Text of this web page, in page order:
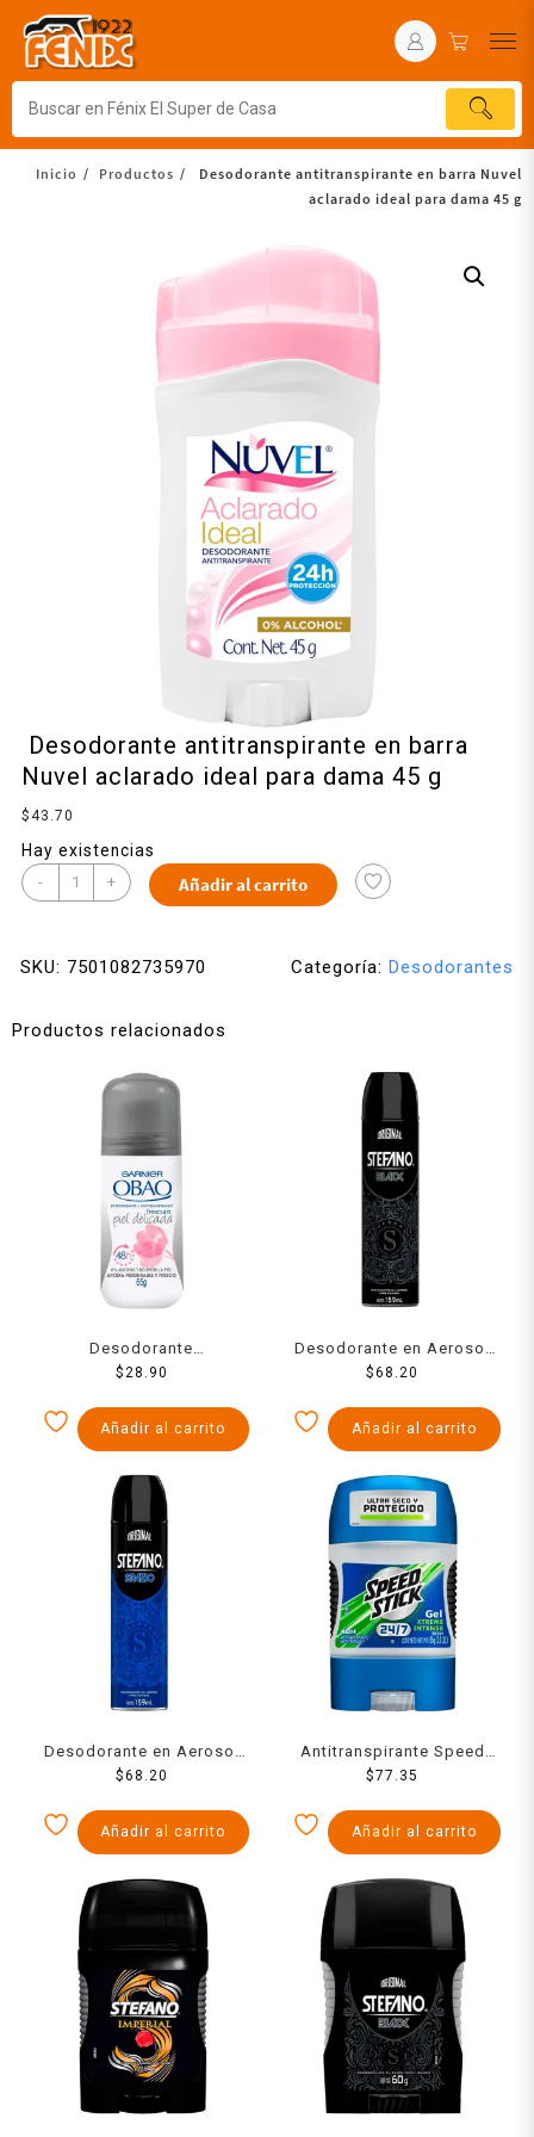
Inicio Productos
Desodorante antitranspirante en barra Nuvel
aclarado ideal para dama 45 g
Desodorante antitranspirante en barra
Nuvel aclarado ideal para dama 45 g
$ 43.70
Hay existencias
- + Añadir al carrito
SKU: 7501082735970 Categoría: Desodorantes
Productos relacionados
Desodorante
antitranspirante Garnier
para dama 65 g
$ 28.90
Añadir al carrito
Desodorante en Aerosol
Stefano Black Protección
$68.20
Añadir al carrito
Desodorante en Aerosol
Stefano Spazio Protección
$68.20
Añadir al carrito
Antitranspirante Speed
Stick 24/7 xtreme intense
$77.35
Añadir al carrito